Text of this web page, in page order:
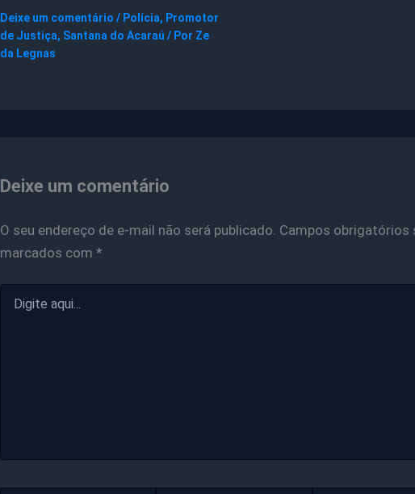
Deixe um comentário / Polícia, Promotor
de Justiça, Santana do Acaraú / Por Ze
da Legnas
Deixe um comentário
O seu endereço de e-mail não será publicado. Campos obrigatórios
marcados com *
aqui...